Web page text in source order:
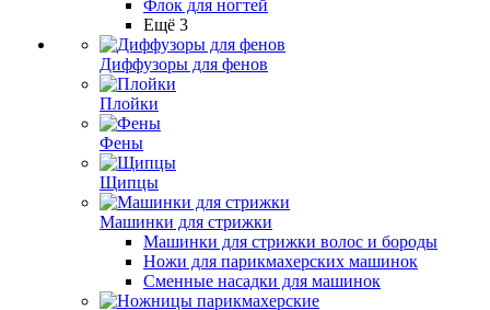
Флок для ногтей
Ещё 3
Диффузоры для фенов
Плойки
Фены
Щипцы
Машинки для стрижки
Машинки для стрижки волос и бороды
Ножи для парикмахерских машинок
Сменные насадки для машинок